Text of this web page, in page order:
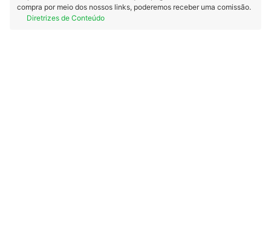
compra por meio dos nossos links, poderemos receber uma comissão.
Diretrizes de Conteúdo